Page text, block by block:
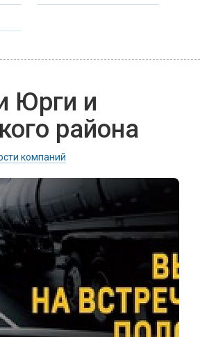
Юрги и
района
компаний